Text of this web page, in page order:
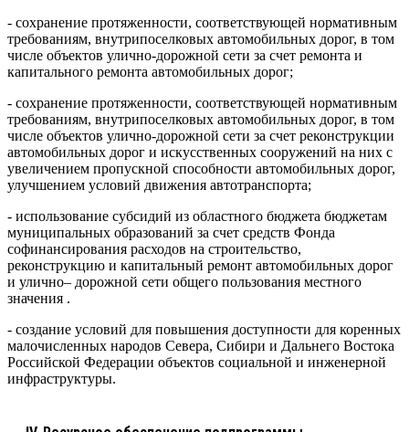
- сохранение протяженности, соответствующей нормативным
требованиям, внутрипоселковых автомобильных дорог, в том
числе объектов улично-дорожной сети за счет ремонта и
капитального ремонта автомобильных дорог;
- сохранение протяженности, соответствующей нормативным
требованиям, внутрипоселковых автомобильных дорог, в том
числе объектов улично-дорожной сети за счет реконструкции
автомобильных дорог и искусственных сооружений на них с
увеличением пропускной способности автомобильных дорог,
улучшением условий движения автотранспорта;
- использование субсидий из областного бюджета бюджетам
муниципальных образований за счет средств Фонда
софинансирования расходов на строительство,
реконструкцию и капитальный ремонт автомобильных дорог
и улично– дорожной сети общего пользования местного
значения .
- создание условий для повышения доступности для коренных
малочисленных народов Севера, Сибири и Дальнего Востока
Российской Федерации объектов социальной и инженерной
инфраструктуры.